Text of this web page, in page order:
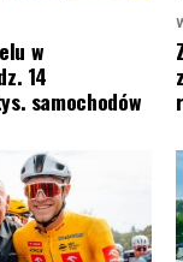
w
14
samochodów